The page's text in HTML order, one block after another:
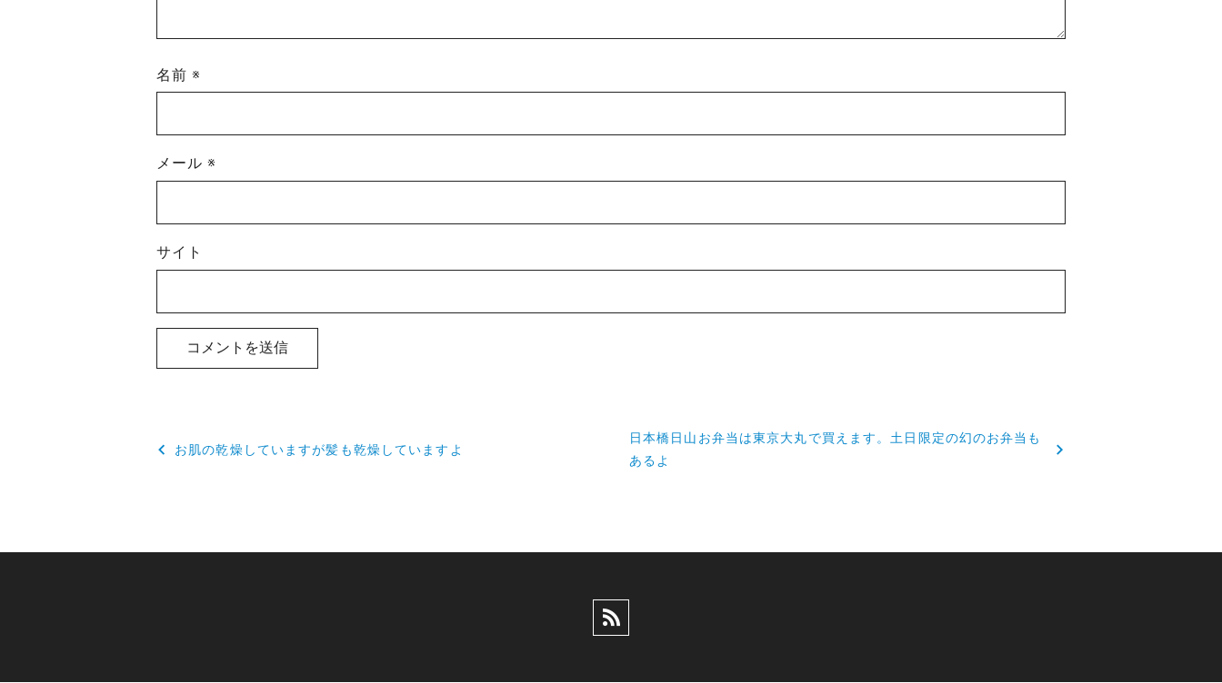
名前※
メール※
サイト
お肌の乾燥していますが髪も乾燥していますよ
日本橋日山お弁当は東京大丸で買えます。土日限定の幻のお弁当も
あるよ